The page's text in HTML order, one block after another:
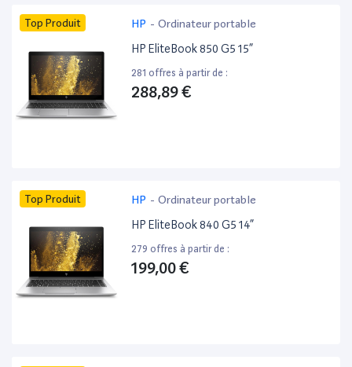
Top Produit HP - Ordinateur portable
HP EliteBook 850 G5 15”
281 offres à partir de :
288,89 €
Top Produit HP - Ordinateur portable
HP EliteBook 840 G5 14”
279 offres à partir de :
199,00 €